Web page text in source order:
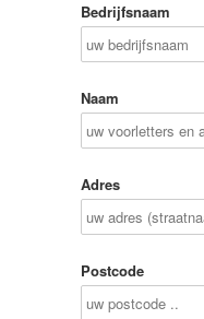
Bedrijfsnaam
Naam
Adres
Postcode